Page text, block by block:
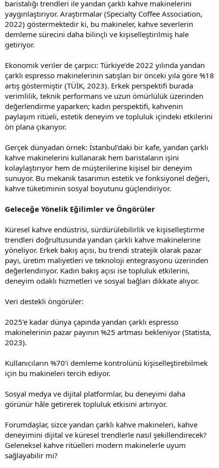
baristalığı trendleri ile yandan çarklı kahve makinelerini
yaygınlaştırıyor. Araştırmalar (Specialty Coffee Association,
2022) göstermektedir ki, bu makineler, kahve severlerin
demleme sürecini daha bilinçli ve kişiselleştirilmiş hale
getiriyor.
Ekonomik veriler de çarpıcı: Türkiye’de 2022 yılında yandan
çarklı espresso makinelerinin satışları bir önceki yıla göre %18
artış göstermiştir (TÜİK, 2023). Erkek perspektifi burada
verimlilik, teknik performans ve uzun ömürlülük üzerinden
değerlendirme yaparken; kadın perspektifi, kahvenin
paylaşım ritüeli, estetik deneyim ve topluluk içindeki etkilerini
ön plana çıkarıyor.
Gerçek dünyadan örnek: İstanbul’daki bir kafe, yandan çarklı
kahve makinelerini kullanarak hem baristaların işini
kolaylaştırıyor hem de müşterilerine kişisel bir deneyim
sunuyor. Bu mekanik tasarımın estetik ve fonksiyonel değeri,
kahve tüketiminin sosyal boyutunu güçlendiriyor.
Geleceğe Yönelik Eğilimler ve Öngörüler
Küresel kahve endüstrisi, sürdürülebilirlik ve kişiselleştirme
trendleri doğrultusunda yandan çarklı kahve makinelerine
yöneliyor. Erkek bakış açısı, bu trendi stratejik olarak pazar
payı, üretim maliyetleri ve teknoloji entegrasyonu üzerinden
değerlendiriyor. Kadın bakış açısı ise topluluk etkilerini,
deneyim odaklı hizmetleri ve sosyal bağları dikkate alıyor.
Veri destekli öngörüler:
2025’e kadar dünya çapında yandan çarklı espresso
makinelerinin pazar payının %25 artması bekleniyor (Statista,
2023).
Kullanıcıların %70’i demleme kontrolünü kişiselleştirebilmek
için bu makineleri tercih ediyor.
Sosyal medya ve dijital platformlar, bu deneyimi daha
görünür hâle getirerek topluluk etkisini artırıyor.
Forumdaşlar, sizce yandan çarklı kahve makineleri, kahve
deneyimini dijital ve küresel trendlerle nasıl şekillendirecek?
Geleneksel kahve ritüelleri modern makinelerle uyum
sağlayabilir mi?